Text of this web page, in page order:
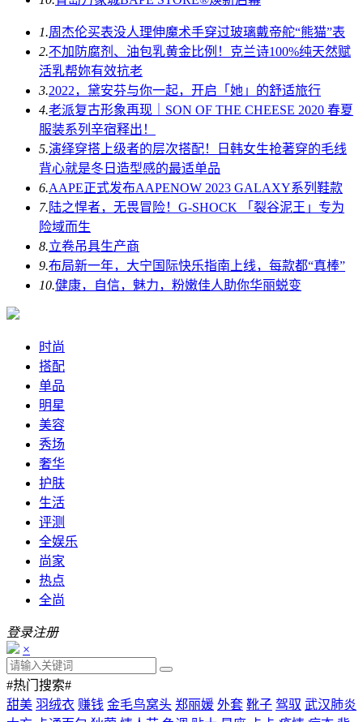
1.周杰伦买表没人理伸魔术手穿过玻璃戴帝舵“熊猫”表
2.不加防腐剂、油包乳黄金比例！克兰诗100%纯天然赋
活乳帮妳有效抗老
3.2022，黛安芬与你一起，开启「她」的舒适旅行
4.老派复古形象再现｜SON OF THE CHEESE 2020 春夏
服装系列辛宿释出！
5.演绎穿搭上级者的层次搭配！日韩女生抢著穿的毛线
背心就是冬日造型感的最适单品
6.AAPE正式发布AAPENOW 2023 GALAXY系列鞋款
7.陆之悍者，无畏冒险！G-SHOCK 「裂谷泥王」专为
险域而生
8.立卷吊具生产商
9.布局新一年，大宁国际快乐指南上线，每款都“真棒”
10.健康，自信，魅力，粉嫩佳人助你华丽蜕变
时尚
搭配
单品
明星
美容
秀场
奢华
护肤
生活
评测
全娱乐
尚家
热点
全尚
登录注册
×
#热门搜索#
甜美 羽绒衣 赚钱 金毛鸟窝头 郑丽媛 外套 靴子 驾驭 武汉肺炎